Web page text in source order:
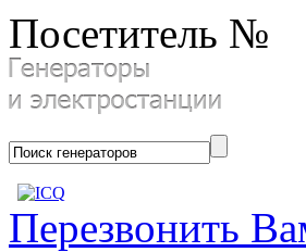
Посетитель №
Перезвонить